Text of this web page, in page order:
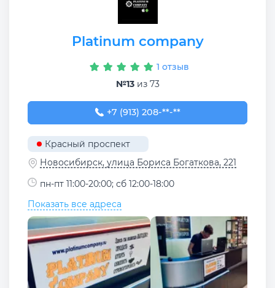
Platinum company
1 отзыв
№13из 73
+7 (913) 208-78-50
+7 (913) 208-**-**
Красный проспект
Новосибирск, улица Бориса Богаткова, 221
пн-пт 11:00-20:00; сб 12:00-18:00
Показать все адреса